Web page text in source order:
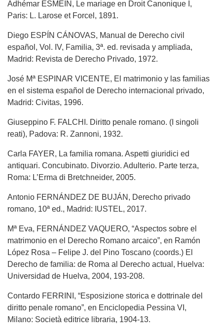
Adhémar ESMEIN, Le mariage en Droit Canonique I,
Paris: L. Larose et Forcel, 1891.
Diego ESPÍN CÁNOVAS, Manual de Derecho civil
español, Vol. IV, Familia, 3ª. ed. revisada y ampliada,
Madrid: Revista de Derecho Privado, 1972.
José Mª ESPINAR VICENTE, El matrimonio y las familias
en el sistema español de Derecho internacional privado,
Madrid: Civitas, 1996.
Giuseppino F. FALCHI. Diritto penale romano. (I singoli
reati), Padova: R. Zannoni, 1932.
Carla FAYER, La familia romana. Aspetti giuridici ed
antiquari. Concubinato. Divorzio. Adulterio. Parte terza,
Roma: L’Erma di Bretchneider, 2005.
Antonio FERNÁNDEZ DE BUJÁN, Derecho privado
romano, 10ª ed., Madrid: IUSTEL, 2017.
Mª Eva, FERNÁNDEZ VAQUERO, “Aspectos sobre el
matrimonio en el Derecho Romano arcaico”, en Ramón
López Rosa – Felipe J. del Pino Toscano (coords.) El
Derecho de familia: de Roma al Derecho actual, Huelva:
Universidad de Huelva, 2004, 193-208.
Contardo FERRINI, “Esposizione storica e dottrinale del
diritto penale romano”, en Enciclopedia Pessina VI,
Milano: Società editrice libraria, 1904-13.